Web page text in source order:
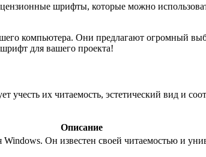
шрифты, которые можно
компьютера. Они предлагают огромный
для вашего проекта!
их читаемость, эстетический вид и
Описание
Он известен своей читаемостью и